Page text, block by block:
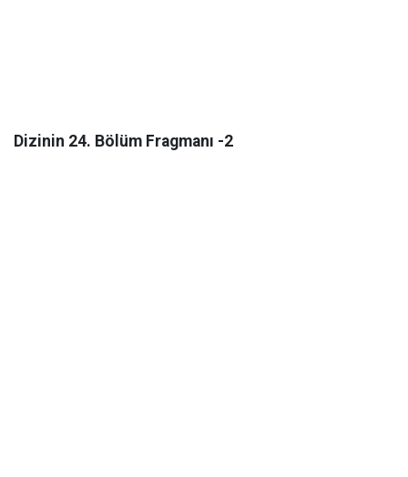
Dizinin 24. Bölüm Fragmanı -2